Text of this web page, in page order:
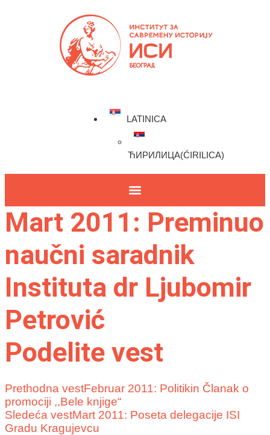
LATINICA
ЋИРИЛИЦА(ĆIRILICA)
Mart 2011: Preminuo
naučni saradnik
Instituta dr Ljubomir
Petrović
Podelite vest
Prethodna vestFebruar 2011: Politikin Članak o
promociji ,,Bele knjige“
Sledeća vestMart 2011: Poseta delegacije ISI
Gradu Kragujevcu